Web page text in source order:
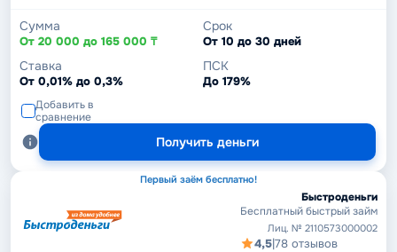
Сумма
От 20 000 до 165 000 ₸
Срок
От 10 до 30 дней
Ставка
От 0,01% до 0,3%
ПСК
До 179%
Добавить в
сравнение
Получить деньги
Первый заём бесплатно!
Быстроденьги
Бесплатный быстрый займ
Лиц. № 2110573000002
4,5|78 отзывов